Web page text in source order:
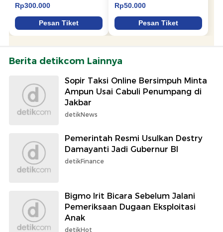
Berita detikcom Lainnya
Sopir Taksi Online Bersimpuh Minta
Ampun Usai Cabuli Penumpang di
Jakbar
detikNews
Pemerintah Resmi Usulkan Destry
Damayanti Jadi Gubernur BI
detikFinance
Bigmo Irit Bicara Sebelum Jalani
Pemeriksaan Dugaan Eksploitasi
Anak
detikHot